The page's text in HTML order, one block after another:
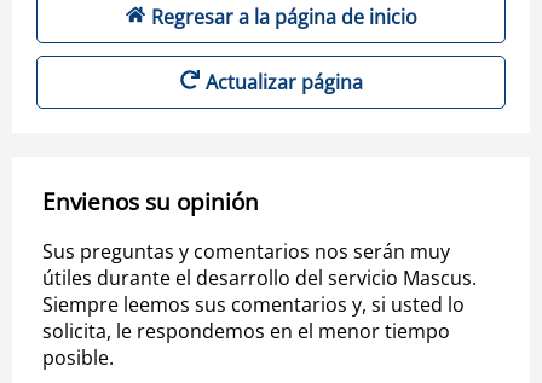
Regresar a la página de inicio
Actualizar página
Envienos su opinión
Sus preguntas y comentarios nos serán muy
útiles durante el desarrollo del servicio Mascus.
Siempre leemos sus comentarios y, si usted lo
solicita, le respondemos en el menor tiempo
posible.